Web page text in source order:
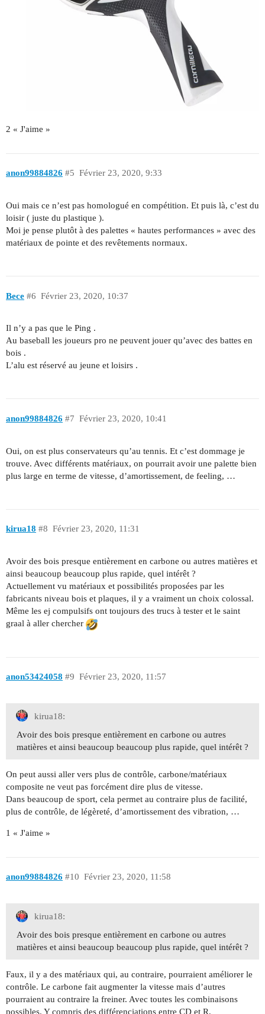
2 « J'aime »
anon99884826 Février 23, 2020, 9:33
#5
Oui mais ce n’est pas homologué en compétition. Et puis là, c’est du
loisir ( juste du plastique ).
Moi je pense plutôt à des palettes « hautes performances » avec des
matériaux de pointe et des revêtements normaux.
Bece Février 23, 2020, 10:37
#6
Il n’y a pas que le Ping .
Au baseball les joueurs pro ne peuvent jouer qu’avec des battes en
bois .
L’alu est réservé au jeune et loisirs .
anon99884826 Février 23, 2020, 10:41
#7
Oui, on est plus conservateurs qu’au tennis. Et c’est dommage je
trouve. Avec différents matériaux, on pourrait avoir une palette bien
plus large en terme de vitesse, d’amortissement, de feeling, …
kirua18 Février 23, 2020, 11:31
#8
Avoir des bois presque entièrement en carbone ou autres matières et
ainsi beaucoup beaucoup plus rapide, quel intérêt ?
Actuellement vu matériaux et possibilités proposées par les
fabricants niveau bois et plaques, il y a vraiment un choix colossal.
Même les ej compulsifs ont toujours des trucs à tester et le saint
graal à aller chercher
anon53424058 Février 23, 2020, 11:57
#9
kirua18:
Avoir des bois presque entièrement en carbone ou autres
matières et ainsi beaucoup beaucoup plus rapide, quel intérêt ?
On peut aussi aller vers plus de contrôle, carbone/matériaux
composite ne veut pas forcément dire plus de vitesse.
Dans beaucoup de sport, cela permet au contraire plus de facilité,
plus de contrôle, de légèreté, d’amortissement des vibration, …
1 « J'aime »
anon99884826 Février 23, 2020, 11:58
#10
kirua18:
Avoir des bois presque entièrement en carbone ou autres
matières et ainsi beaucoup beaucoup plus rapide, quel intérêt ?
Faux, il y a des matériaux qui, au contraire, pourraient améliorer le
contrôle. Le carbone fait augmenter la vitesse mais d’autres
pourraient au contraire la freiner. Avec toutes les combinaisons
possibles. Y compris des différenciations entre CD et R,